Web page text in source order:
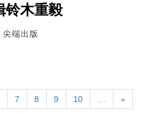
铃木重毅
端出版
7 8 9 10 »